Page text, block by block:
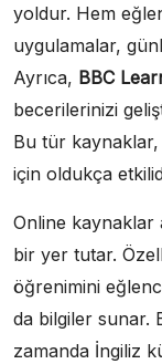
yoldur. Hem
uygulamalar,
Ayrıca, BBC
becerilerinizi
Bu tür
için oldukça
Online kaynaklar
bir yer tutar.
öğrenimini
da bilgiler sunar.
zamanda İngiliz